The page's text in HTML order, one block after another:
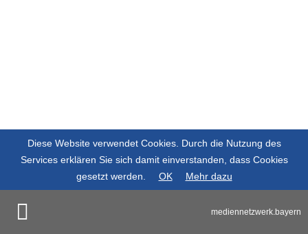
mediennetzwerk.bayern
Diese Website verwendet Cookies. Durch die Nutzung des
Services erklären Sie sich damit einverstanden, dass Cookies
gesetzt werden.
OK Mehr dazu